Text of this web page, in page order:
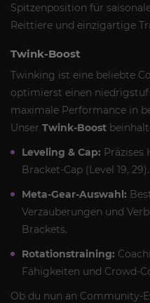
Spitzenposition für
Reittiere und einzigartige
Twink-Boost
Twinking ist eine beliebte
optimierst einen
maximale Performance in
Unser Twink-Boost
Leveling & Cap: Präzises
Bracket-Cap (Level 19, 29).
Meta-Gear-Auswahl:
Verzauberungen und
Brackets.
Rotationstraining:
Fähigkeiten und Crowd-
Ob du nun an Community-